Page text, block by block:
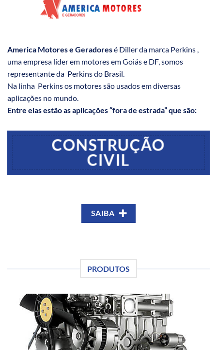
America Motores e Geradoresé Diller da marca Perkins ,
uma empresa líder em motores em Goiás e DF, somos
representante da Perkins do Brasil.
Na linha Perkins os motores são usados em diversas
aplicações no mundo.
Entre elas estão as aplicações “fora de estrada” que são:
CONSTRUÇÃO
CIVIL
SAIBA
PRODUTOS